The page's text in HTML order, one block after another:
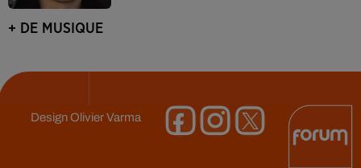
+ DE MUSIQUE
DesignOlivier Varma